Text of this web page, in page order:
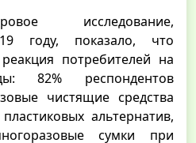
исследование,
году, показало, что
потребителей на
82% респондентов
чистящие средства
альтернатив,
сумки при